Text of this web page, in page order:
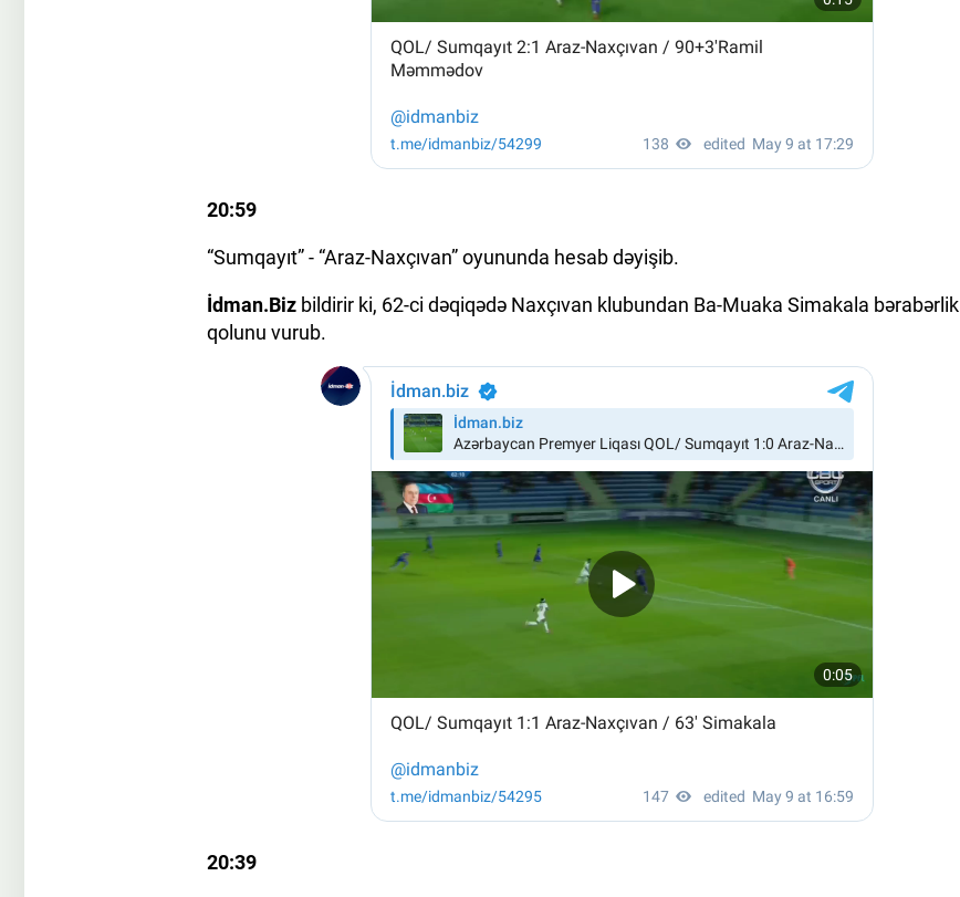
20:59
“Sumqayıt” - “Araz-Naxçıvan” oyununda hesab dəyişib.
İdman.Biz bildirir ki, 62-ci dəqiqədə Naxçıvan klubundan Ba-Muaka Simakala bərabərlik
qolunu vurub.
20:39